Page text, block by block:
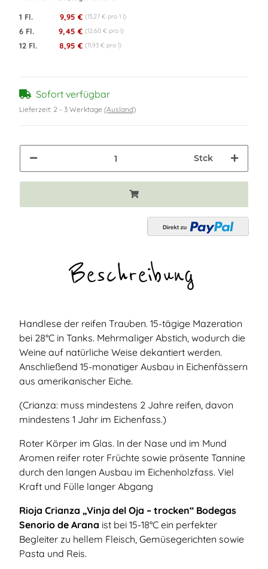
1 Fl. 9,95 € (13,27 € pro 1 l)
6 Fl. 9,45 € (12,60 € pro l)
12 Fl. 8,95 € (11,93 € pro l)
Sofort verfügbar
Lieferzeit: 2 - 3 Werktage (Ausland)
Stck
Beschreibung
Handlese der reifen Trauben. 15-tägige Mazeration
bei 28°C in Tanks. Mehrmaliger Abstich, wodurch die
Weine auf natürliche Weise dekantiert werden.
Anschließend 15-monatiger Ausbau in Eichenfässern
aus amerikanischer Eiche.
(Crianza: muss mindestens 2 Jahre reifen, davon
mindestens 1 Jahr im Eichenfass.)
Roter Körper im Glas. In der Nase und im Mund
Aromen reifer roter Früchte sowie präsente Tannine
durch den langen Ausbau im Eichenholzfass. Viel
Kraft und Fülle langer Abgang
Rioja Crianza „Vinja del Oja – trocken“ Bodegas
Senorio de Arana ist bei 15-18°C ein perfekter
Begleiter zu hellem Fleisch, Gemüsegerichten sowie
Pasta und Reis.